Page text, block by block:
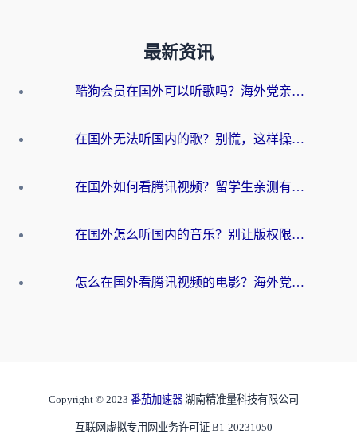
最新资讯
酷狗会员在国外可以听歌吗？海外党亲测有效：3步解决音乐权限难题
在国外无法听国内的歌？别慌，这样操作就能畅听QQ音乐（附亲测加速器推荐）
在国外如何看腾讯视频？留学生亲测有效的回国加速方案
在国外怎么听国内的音乐？别让版权限制断了你的华语歌单
怎么在国外看腾讯视频的电影？海外党亲测有效的回国加速指南
Copyright © 2023 番茄加速器 湖南精准量科技有限公司
互联网虚拟专用网业务许可证 B1-20231050